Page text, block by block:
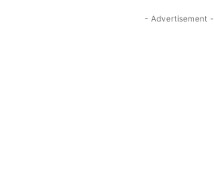
- Advertisement -